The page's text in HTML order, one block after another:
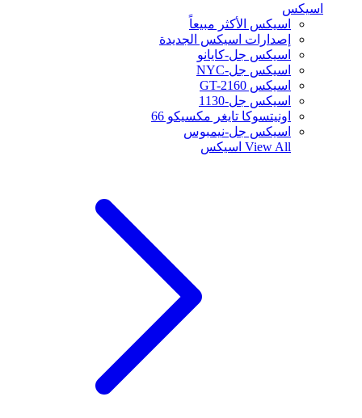
اسيكس
اسيكس الأكثر مبيعاً
إصدارات اسيكس الجديدة
اسيكس جل-كايانو
اسيكس جل-NYC
اسيكس GT-2160
اسيكس جل-1130
اونيتسوكا تايغر مكسيكو 66
اسيكس جل-نيمبوس
View All اسيكس